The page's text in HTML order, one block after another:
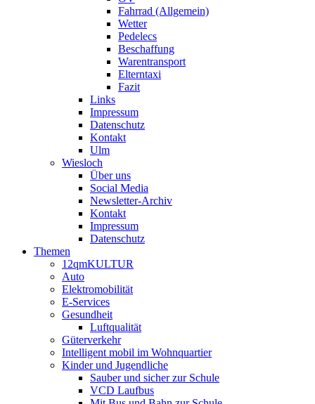
Fahrrad (Allgemein)
Wetter
Pedelecs
Beschaffung
Warentransport
Elterntaxi
Fazit
Links
Impressum
Datenschutz
Kontakt
Ulm
Wiesloch
Über uns
Social Media
Newsletter-Archiv
Kontakt
Impressum
Datenschutz
Themen
12qmKULTUR
Auto
Elektromobilität
E-Services
Gesundheit
Luftqualität
Güterverkehr
Intelligent mobil im Wohnquartier
Kinder und Jugendliche
Sauber und sicher zur Schule
VCD Laufbus